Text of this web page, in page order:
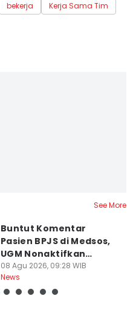
bekerja Kerja Sama Tim
See More
Buntut Komentar
Pasien BPJS di Medsos,
UGM Nonaktifkan
Dokter PPDS
08 Agu 2026, 09:28 WIB
News